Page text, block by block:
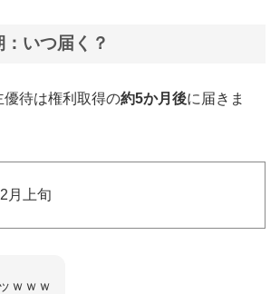
いつ届く？
待は権利取得の約5か月後に届きま
月上旬
ｗｗｗ